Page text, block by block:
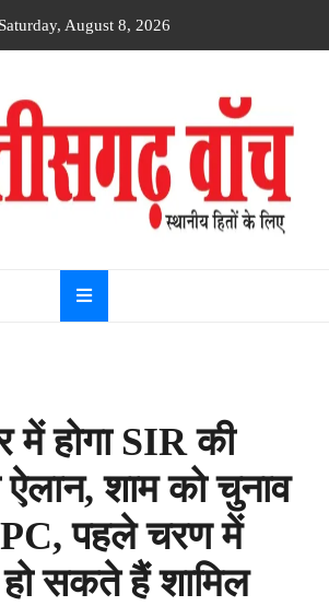
Saturday, August 8, 2026
Dainik
watch
होगा SIR की
ऐलान, शाम को चुनाव
पहले चरण में
सकते हैं शामिल